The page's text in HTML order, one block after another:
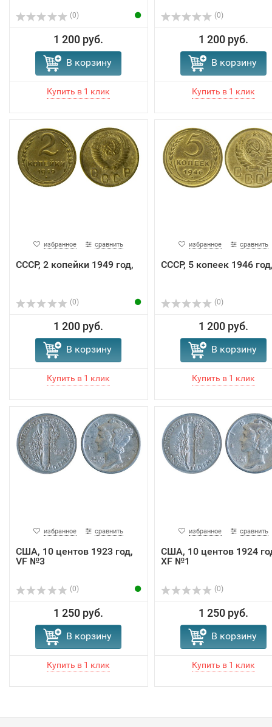
(0)
1 200 руб.
В корзину
(0)
1 200 руб.
В корзину
избранное сравнить
СССР, 2 копейки 1949 год,
(0)
1 200 руб.
В корзину
избранное сравнить
СССР, 5 копеек 1946
(0)
1 200 руб.
В корзину
избранное сравнить
США, 10 центов 1923 год,
VF №3
(0)
1 250 руб.
В корзину
избранное сравнить
США, 10 центов 1924
XF №1
(0)
1 250 руб.
В корзину